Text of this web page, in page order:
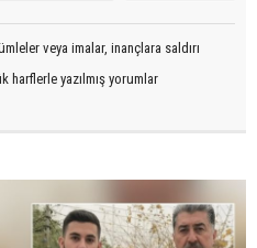
veya imalar, inançlara saldırı
harflerle yazılmış yorumlar